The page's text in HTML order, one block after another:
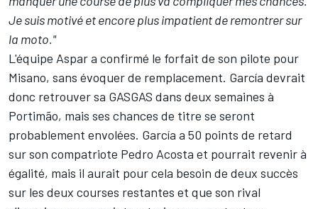
Je suis motivé et encore plus impatient de remontrer sur
la moto."
L'équipe Aspar a confirmé le forfait de son pilote pour
Misano, sans évoquer de remplacement. García devrait
donc retrouver sa GASGAS dans deux semaines à
Portimão, mais ses chances de titre se seront
probablement envolées. García a 50 points de retard
sur son compatriote Pedro Acosta et pourrait revenir à
égalité, mais il aurait pour cela besoin de deux succès
sur les deux courses restantes et que son rival